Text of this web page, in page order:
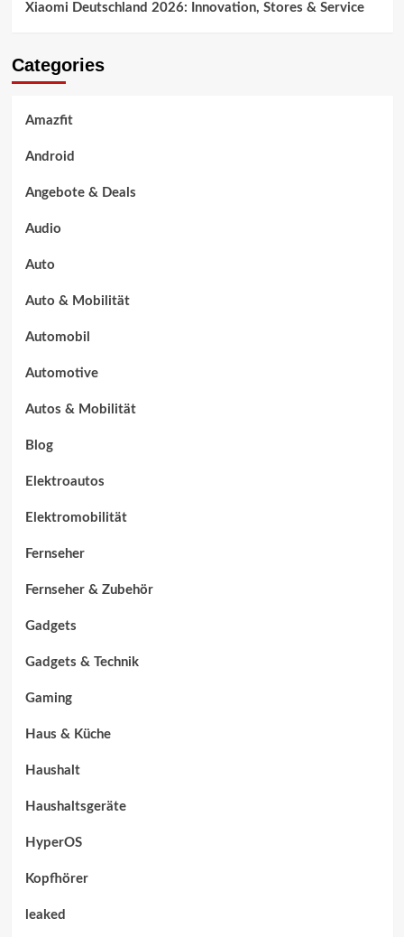
Xiaomi Deutschland 2026: Innovation, Stores & Service
Categories
Amazfit
Android
Angebote & Deals
Audio
Auto
Auto & Mobilität
Automobil
Automotive
Autos & Mobilität
Blog
Elektroautos
Elektromobilität
Fernseher
Fernseher & Zubehör
Gadgets
Gadgets & Technik
Gaming
Haus & Küche
Haushalt
Haushaltsgeräte
HyperOS
Kopfhörer
leaked